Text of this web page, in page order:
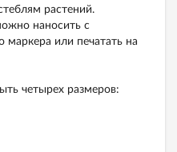
растений.
наносить с
или печатать на
четырех размеров: